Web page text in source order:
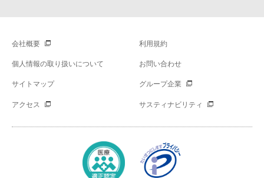
会社概要 利用規約
個人情報の取り扱いについて お問い合わせ
サイトマップ グループ企業
アクセス サスティナビリティ